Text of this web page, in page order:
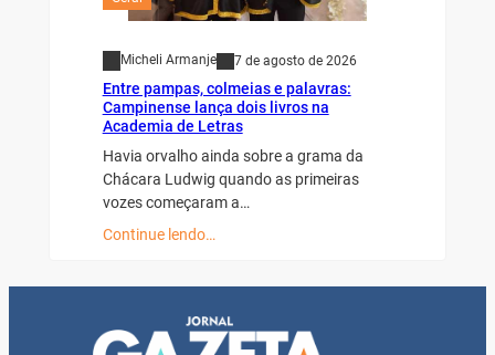
Micheli Armanje 7 de agosto de 2026
Entre pampas, colmeias e palavras:
Campinense lança dois livros na
Academia de Letras
Havia orvalho ainda sobre a grama da
Chácara Ludwig quando as primeiras
vozes começaram a…
Continue lendo…